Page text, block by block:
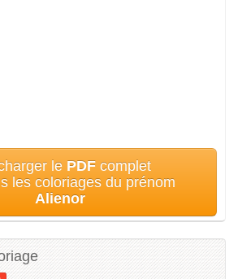
le PDF complet
les coloriages du prénom
Alienor